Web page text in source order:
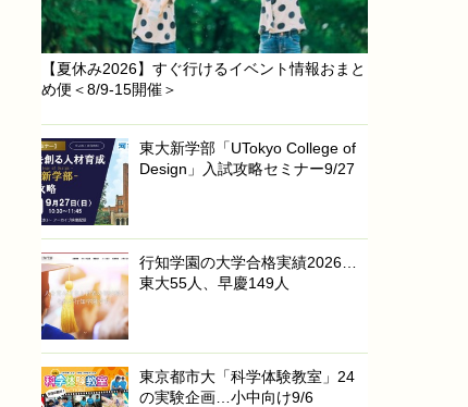
【夏休み2026】すぐ行けるイベント情報おまと
め便＜8/9-15開催＞
東大新学部「UTokyo College of
Design」入試攻略セミナー9/27
行知学園の大学合格実績2026…
東大55人、早慶149人
東京都市大「科学体験教室」24
の実験企画…小中向け9/6